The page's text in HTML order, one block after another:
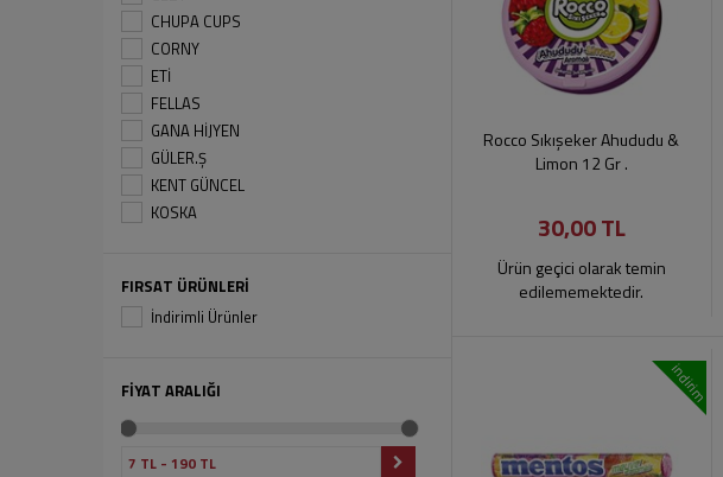
CHUPA CUPS
CORNY
ETİ
FELLAS
GANA HİJYEN
GÜLER.Ş
KENT GÜNCEL
KOSKA
NESTLE
ROCCO
UNİG2GO
WURLY POP
FIRSAT ÜRÜNLERİ
İndirimli Ürünler
FİYAT ARALIĞI
Rocco Sıkışeker Ahududu &
Limon 12 Gr .
30,00 TL
Ürün geçici olarak temin
edilememektedir.
indirim